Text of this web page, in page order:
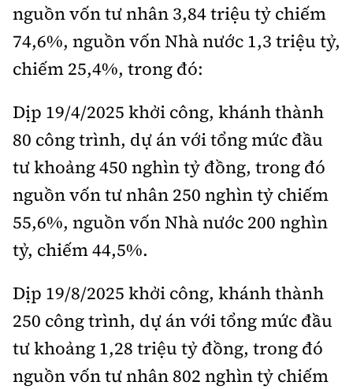
nguồn vốn tư nhân 3,84 triệu tỷ chiếm
74,6%, nguồn vốn Nhà nước 1,3 triệu tỷ,
chiếm 25,4%, trong đó:
Dịp 19/4/2025 khởi công, khánh thành
80 công trình, dự án với tổng mức đầu
tư khoảng 450 nghìn tỷ đồng, trong đó
nguồn vốn tư nhân 250 nghìn tỷ chiếm
55,6%, nguồn vốn Nhà nước 200 nghìn
tỷ, chiếm 44,5%.
Dịp 19/8/2025 khởi công, khánh thành
250 công trình, dự án với tổng mức đầu
tư khoảng 1,28 triệu tỷ đồng, trong đó
nguồn vốn tư nhân 802 nghìn tỷ chiếm